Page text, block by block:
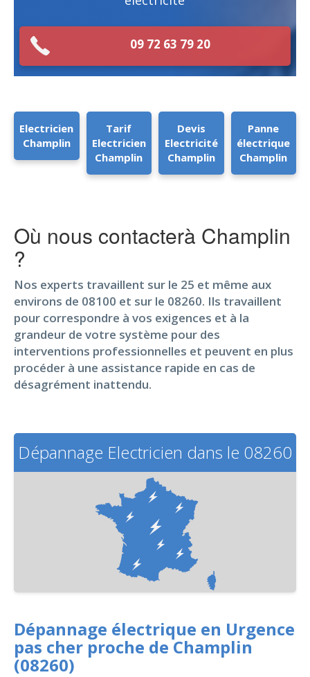
09 72 63 79 20
Electricien
Champlin
Tarif
Electricien
Champlin
Devis
Electricité
Champlin
Panne
électrique
Champlin
Où nous contacterà Champlin
?
Nos experts travaillent sur le 25 et même aux
environs de 08100 et sur le 08260. Ils travaillent
pour correspondre à vos exigences et à la
grandeur de votre système pour des
interventions professionnelles et peuvent en plus
procéder à une assistance rapide en cas de
désagrément inattendu.
Dépannage Electricien dans le 08260
Dépannage électrique en Urgence
pas cher proche de Champlin
(08260)